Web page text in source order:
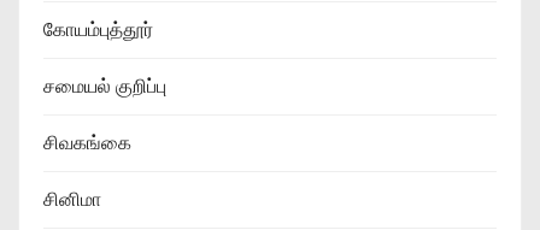
கோயம்புத்தூர்
சமையல் குறிப்பு
சிவகங்கை
சினிமா